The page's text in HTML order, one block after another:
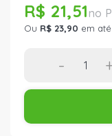
R$ 21,51
Ou R$ 23,90 em até
-